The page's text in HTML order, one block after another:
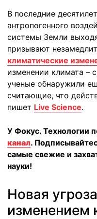
В последние
антропогенного
системы Земли
призывают
климатические
изменении климата –
ученые обнаружили
считающие, что
пишет Live Science.
У Фокус. Технологии
канал.
самые свежие и
науки!
Новая
изменением